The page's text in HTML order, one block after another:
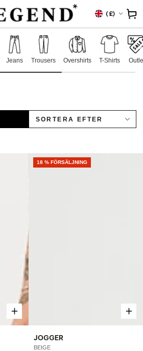
Land/Region
(£)
Jeans Trousers Overshirts T-Shirts
SORTERA EFTER
JOGGER
BEIGE
NEW
18 % FÖRSÄLJNING